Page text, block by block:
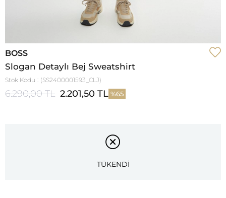
BOSS
Slogan Detaylı Bej Sweatshirt
Stok Kodu (SS2400001593_CLJ)
6.290,00 TL 2.201,50 TL 65
TÜKENDİ